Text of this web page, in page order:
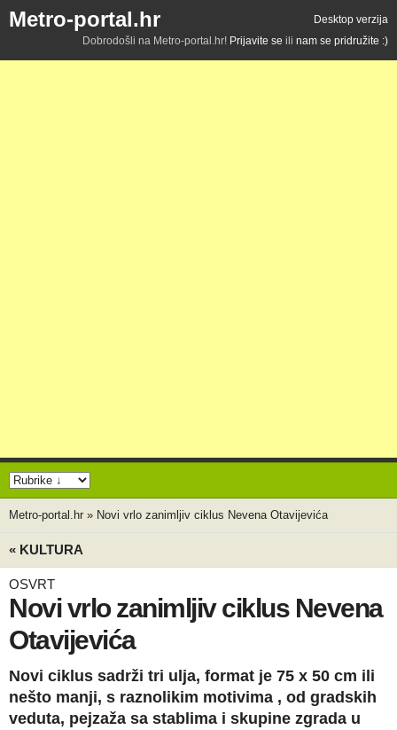
Metro-portal.hr
Desktop verzija
Dobrodošli na Metro-portal.hr! Prijavite se ili nam se pridružite :)
Metro-portal.hr » Novi vrlo zanimljiv ciklus Nevena Otavijevića
« KULTURA
OSVRT
Novi vrlo zanimljiv ciklus Nevena
Otavijevića
Novi ciklus sadrži tri ulja, format je 75 x 50 cm ili
nešto manji, s raznolikim motivima , od gradskih
veduta, pejzaža sa stablima i skupine zgrada u